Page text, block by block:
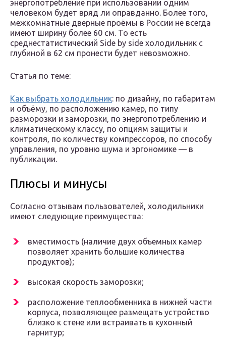
энергопотребление при использовании одним
человеком будет вряд ли оправданно. Более того,
межкомнатные дверные проёмы в России не всегда
имеют ширину более 60 см. То есть
среднестатистический Side by side холодильник с
глубиной в 62 см пронести будет невозможно.
Статья по теме:
Как выбрать холодильник: по дизайну, по габаритам
и объёму, по расположению камер, по типу
разморозки и заморозки, по энергопотреблению и
климатическому классу, по опциям защиты и
контроля, по количеству компрессоров, по способу
управления, по уровню шума и эргономике — в
публикации.
Плюсы и минусы
Согласно отзывам пользователей, холодильники
имеют следующие преимущества:
вместимость (наличие двух объемных камер
позволяет хранить большие количества
продуктов);
высокая скорость заморозки;
расположение теплообменника в нижней части
корпуса, позволяющее размещать устройство
близко к стене или встраивать в кухонный
гарнитур;